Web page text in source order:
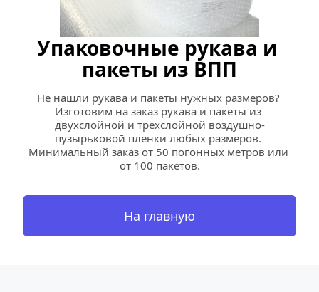
Упаковочные рукава и
пакеты из ВПП
Не нашли рукава и пакеты нужных размеров?
Изготовим на заказ рукава и пакеты из
двухслойной и трехслойной воздушно-
пузырьковой пленки любых размеров.
Минимальный заказ от 50 погонных метров или
от 100 пакетов.
На главную